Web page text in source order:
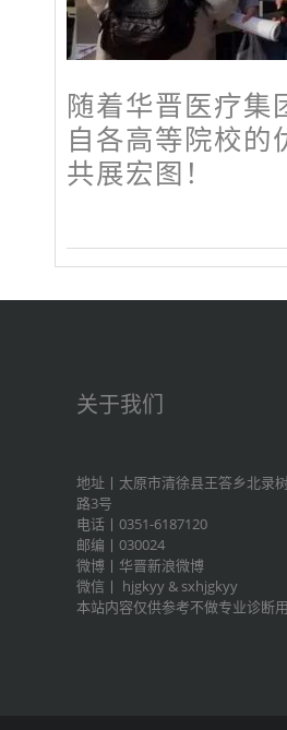
随着华晋医疗集
自各高等院校
共展宏图！
关于我们
地址丨太原市清徐县王答乡北录
路3号
电话丨0351-6187120
邮编丨030024
微博丨 华晋新浪微博
微信丨 hjgkyy & sxhjgkyy
本站内容仅供参考不做专业诊断